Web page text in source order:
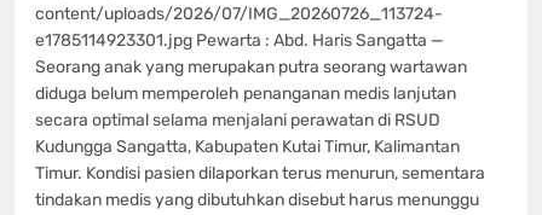
content/uploads/2026/07/IMG_20260726_113724-
e1785114923301.jpg Pewarta : Abd. Haris Sangatta —
Seorang anak yang merupakan putra seorang wartawan
diduga belum memperoleh penanganan medis lanjutan
secara optimal selama menjalani perawatan di RSUD
Kudungga Sangatta, Kabupaten Kutai Timur, Kalimantan
Timur. Kondisi pasien dilaporkan terus menurun, sementara
tindakan medis yang dibutuhkan disebut harus menunggu